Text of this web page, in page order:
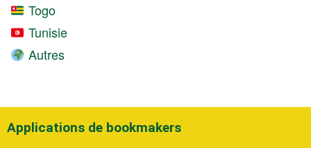
Togo
Tunisie
Autres
Applications de bookmakers